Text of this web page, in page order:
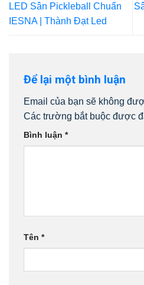
LED Sân Pickleball Chuẩn
IESNA | Thành Đạt Led
Để lại một bình luận
Email của bạn sẽ không
Các trường bắt buộc được
Bình luận *
Tên *